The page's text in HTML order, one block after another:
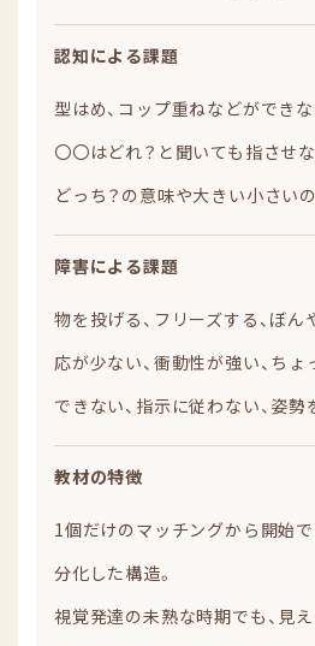
認知による課題
型はめ、コップ重ねなどができな
〇〇はどれ？と聞いても指させな
どっち？の意味や大きい小さい
障害による課題
物を投げる、フリーズする、ぼん
応が少ない、衝動性が強い、ち
できない、指示に従わない、姿
教材の特徴
1個だけのマッチングから開始
分化した構造。
視覚発達の未熟な時期でも、見